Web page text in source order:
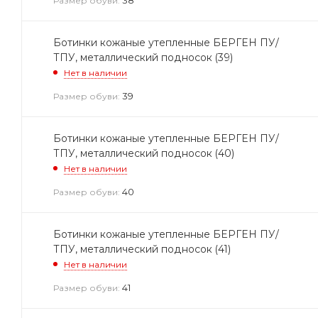
Ботинки кожаные утепленные БЕРГЕН ПУ/
ТПУ, металлический подносок (39)
Нет в наличии
Размер обуви: 39
Ботинки кожаные утепленные БЕРГЕН ПУ/
ТПУ, металлический подносок (40)
Нет в наличии
Размер обуви: 40
Ботинки кожаные утепленные БЕРГЕН ПУ/
ТПУ, металлический подносок (41)
Нет в наличии
Размер обуви: 41